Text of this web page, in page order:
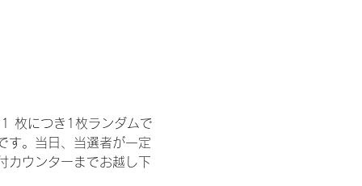
枚につき1枚ランダムで
す。当日、当選者が一定
カウンターまでお越し下